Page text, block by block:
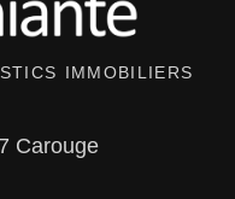
IMMOBILIERS
Carouge